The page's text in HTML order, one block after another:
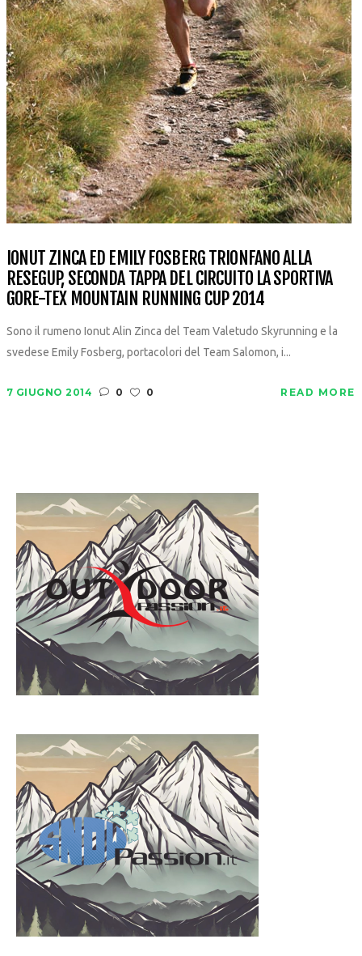
IONUT ZINCA ED EMILY FOSBERG TRIONFANO ALLA
RESEGUP, SECONDA TAPPA DEL CIRCUITO LA SPORTIVA
GORE-TEX MOUNTAIN RUNNING CUP 2014
Sono il rumeno Ionut Alin Zinca del Team Valetudo Skyrunning e la
svedese Emily Fosberg, portacolori del Team Salomon, i...
7 GIUGNO 2014 0 0 READ MORE